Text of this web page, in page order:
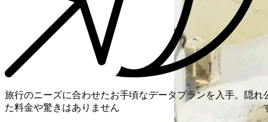
旅行のニーズに合わせたお手頃なデータプランを入手。隠れ
た料金や驚きはありません